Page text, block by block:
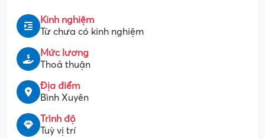
Kinh nghiệm
Từ chưa có kinh nghiệm
Mức lương
Thoả thuận
Địa điểm
Bình Xuyên
Trình độ
Tuỳ vị trí